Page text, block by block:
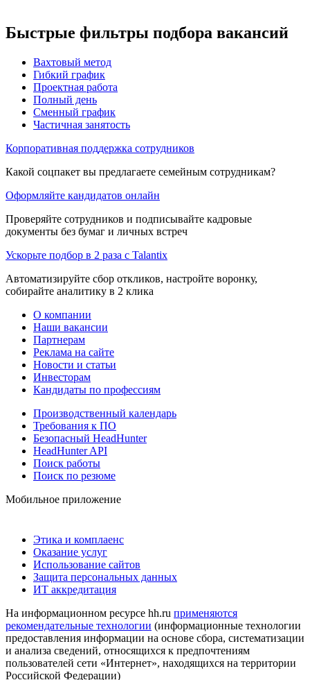
Быстрые фильтры подбора вакансий
Вахтовый метод
Гибкий график
Проектная работа
Полный день
Сменный график
Частичная занятость
Корпоративная поддержка сотрудников
Какой соцпакет вы предлагаете семейным сотрудникам?
Оформляйте кандидатов онлайн
Проверяйте сотрудников и подписывайте кадровые
документы без бумаг и личных встреч
Ускорьте подбор в 2 раза с Talantix
Автоматизируйте сбор откликов, настройте воронку,
собирайте аналитику в 2 клика
О компании
Наши вакансии
Партнерам
Реклама на сайте
Новости и статьи
Инвесторам
Кандидаты по профессиям
Производственный календарь
Требования к ПО
Безопасный HeadHunter
HeadHunter API
Поиск работы
Поиск по резюме
Мобильное приложение
Этика и комплаенс
Оказание услуг
Использование сайтов
Защита персональных данных
ИТ аккредитация
На информационном ресурсе hh.ru применяются
рекомендательные технологии (информационные технологии
предоставления информации на основе сбора, систематизации
и анализа сведений, относящихся к предпочтениям
пользователей сети «Интернет», находящихся на территории
Российской Федерации)